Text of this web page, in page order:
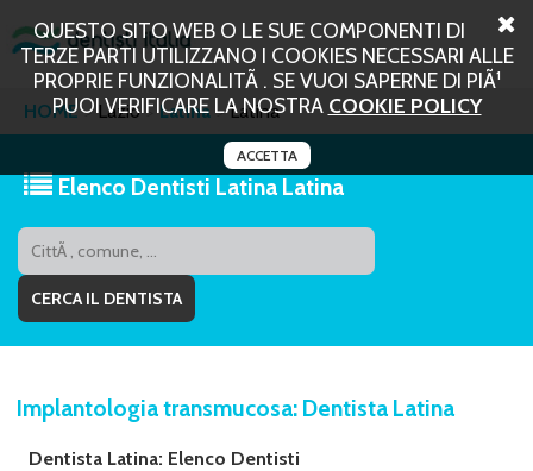
QUESTO SITO WEB O LE SUE COMPONENTI DI
TERZE PARTI UTILIZZANO I COOKIES NECESSARI ALLE
PROPRIE FUNZIONALITÃ . SE VUOI SAPERNE DI PIÃ¹
PUOI VERIFICARE LA NOSTRA COOKIE POLICY
ACCETTA
HOME Lazio Latina Latina
Elenco Dentisti Latina Latina
Implantologia transmucosa: Dentista Latina
Dentista Latina: Elenco Dentisti